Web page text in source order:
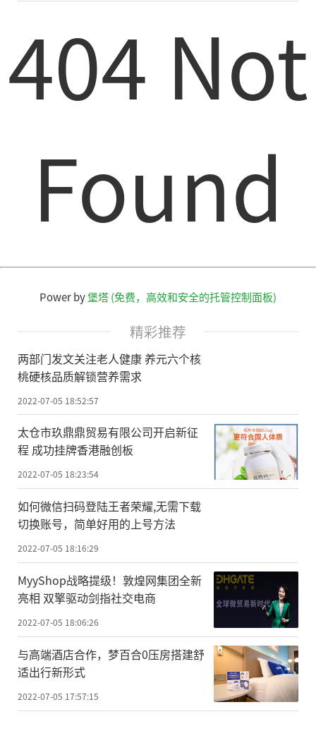
404 Not
Found
Power by堡塔 (免费，高效和安全的托管控制面板)
精彩推荐
两部门发文关注老人健康 养元六个核
桃硬核品质解锁营养需求
2022-07-05 18:52:57
太仓市玖鼎鼎贸易有限公司开启新征
程 成功挂牌香港融创板
2022-07-05 18:23:54
如何微信扫码登陆王者荣耀,无需下载
切换账号，简单好用的上号方法
2022-07-05 18:16:29
MyyShop战略提级！敦煌网集团全新
亮相 双擎驱动剑指社交电商
2022-07-05 18:06:26
与高端酒店合作，梦百合0压房搭建舒
适出行新形式
2022-07-05 17:57:15